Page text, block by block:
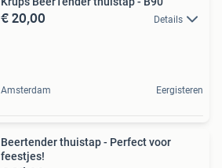
€ 20,00 Details
Amsterdam Eergisteren
Beertender thuistap - Perfect voor
feestjes!